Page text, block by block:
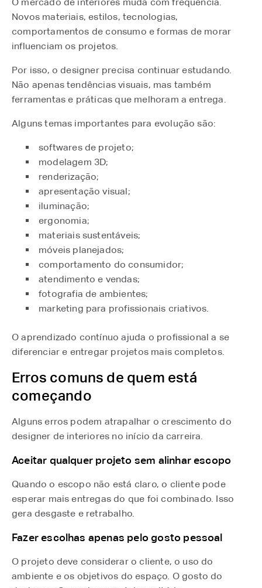
Novos materiais, estilos, tecnologias,
comportamentos de consumo e formas de morar
influenciam os projetos.
Por isso, o designer precisa continuar estudando.
Não apenas tendências visuais, mas também
ferramentas e práticas que melhoram a entrega.
Alguns temas importantes para evolução são:
softwares de projeto;
modelagem 3D;
renderização;
apresentação visual;
iluminação;
ergonomia;
materiais sustentáveis;
móveis planejados;
comportamento do consumidor;
atendimento e vendas;
fotografia de ambientes;
marketing para profissionais criativos.
O aprendizado contínuo ajuda o profissional a se
diferenciar e entregar projetos mais completos.
Erros comuns de quem está
começando
Alguns erros podem atrapalhar o crescimento do
designer de interiores no início da carreira.
Aceitar qualquer projeto sem alinhar escopo
Quando o escopo não está claro, o cliente pode
esperar mais entregas do que foi combinado. Isso
gera desgaste e retrabalho.
Fazer escolhas apenas pelo gosto pessoal
O projeto deve considerar o cliente, o uso do
ambiente e os objetivos do espaço. O gosto do